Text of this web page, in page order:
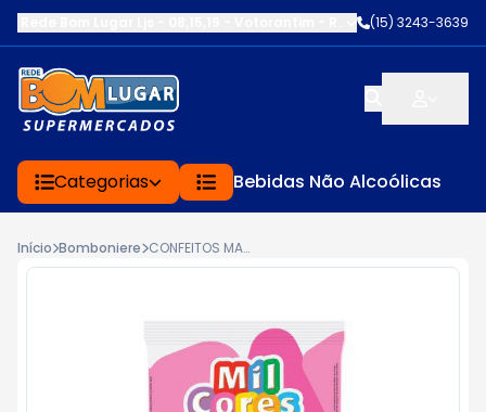
RUA SERVINA
(15) 3243-3639
Categorias Bebidas Não Alcoólicas
Início Bomboniere CONFEITOS MACIOS SABOR CHOCOLATE MAVALERIO 2.5KG